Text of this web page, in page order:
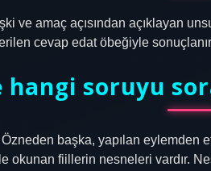
ve amaç açısından açıklayan
cevap edat öbeğiyle
hangi soruyu
Özneden başka, yapılan
okunan fiillerin nesneleri vardır.